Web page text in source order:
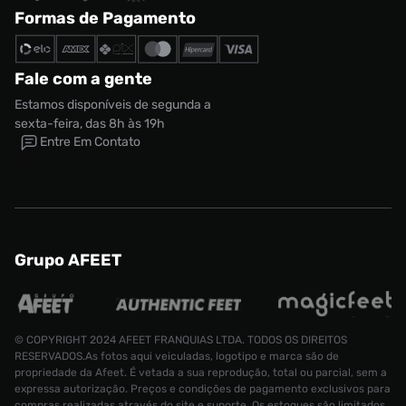
Formas de Pagamento
Fale com a gente
Estamos disponíveis de segunda a
sexta-feira, das 8h às 19h
Entre Em Contato
Grupo AFEET
© COPYRIGHT 2024 AFEET FRANQUIAS LTDA. TODOS OS DIREITOS
RESERVADOS.As fotos aqui veiculadas, logotipo e marca são de
propriedade da Afeet. É vetada a sua reprodução, total ou parcial, sem a
expressa autorização. Preços e condições de pagamento exclusivos para